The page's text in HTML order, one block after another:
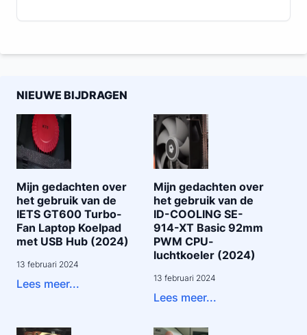
NIEUWE BIJDRAGEN
Mijn gedachten over
het gebruik van de
IETS GT600 Turbo-
Fan Laptop Koelpad
met USB Hub (2024)
13 februari 2024
Lees meer...
Mijn gedachten over
het gebruik van de
ID-COOLING SE-
914-XT Basic 92mm
PWM CPU-
luchtkoeler (2024)
13 februari 2024
Lees meer...